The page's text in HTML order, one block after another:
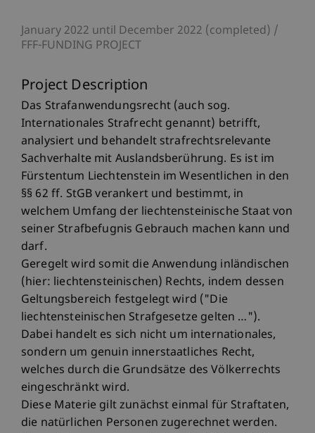
January 2022 until December 2022 (completed)
FFF-FUNDING PROJECT
Project Description
Das Strafanwendungsrecht (auch sog.
Internationales Strafrecht genannt) betrifft,
analysiert und behandelt strafrechtsrelevante
Sachverhalte mit Auslandsberührung. Es ist im
Fürstentum Liechtenstein im Wesentlichen in den
§§ 62 ff. StGB verankert und bestimmt, in
welchem Umfang der liechtensteinische Staat von
seiner Strafbefugnis Gebrauch machen kann und
darf.
Geregelt wird somit die Anwendung inländischen
(hier: liechtensteinischen) Rechts, indem dessen
Geltungsbereich festgelegt wird ("Die
liechtensteinischen Strafgesetze gelten …").
Dabei handelt es sich nicht um internationales,
sondern um genuin innerstaatliches Recht,
welches durch die Grundsätze des Völkerrechts
eingeschränkt wird.
Diese Materie gilt zunächst einmal für Straftaten,
die natürlichen Personen zugerechnet werden.